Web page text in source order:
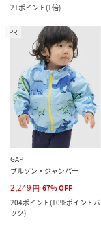
21ポイント(1倍)
PR
GAP
ブルゾン・ジャンパー
2,249 円 67%OFF
204ポイント(10%ポイントバ
ック)